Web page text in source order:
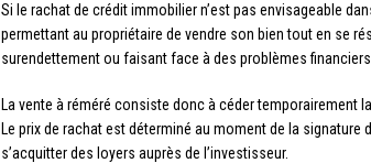
Si le rachat de crédit immobilier n’est pas envisageable
permettant au propriétaire de vendre son bien tout en se
surendettement ou faisant face à des problèmes
La vente à réméré consiste donc à céder temporairement
Le prix de rachat est déterminé au moment de la
s’acquitter des loyers auprès de l’investisseur.